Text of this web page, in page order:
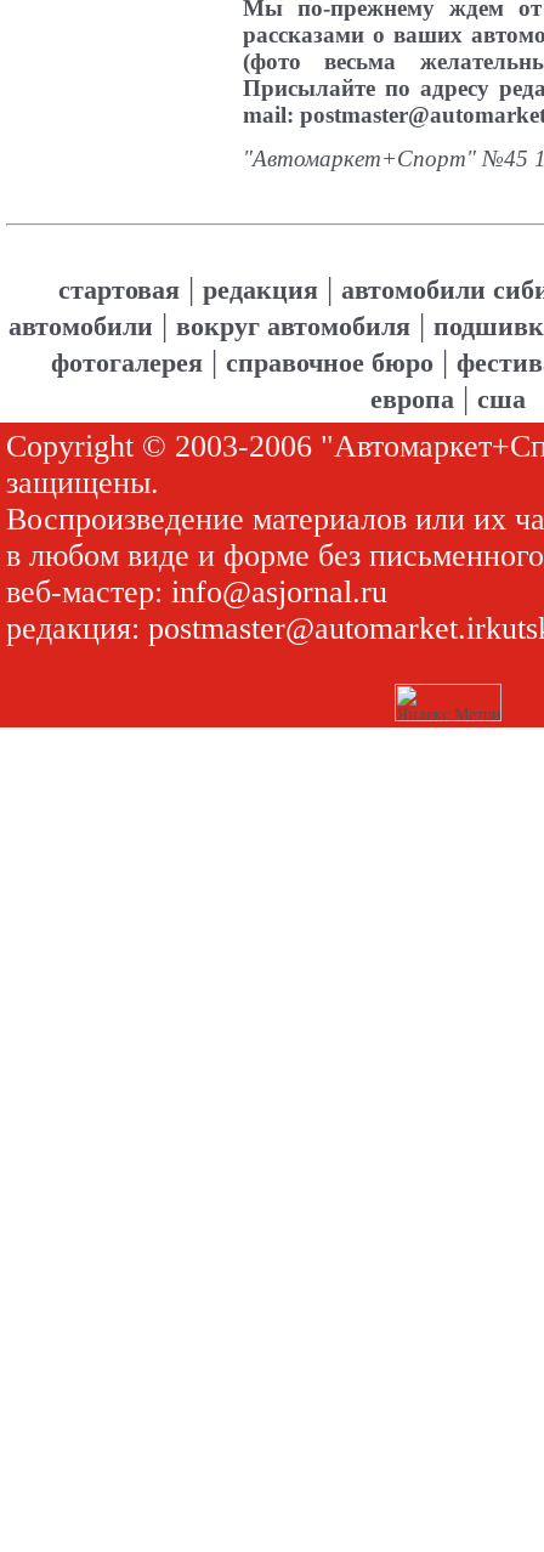
Мы по-прежнему ждем от
рассказами о ваших
(фото весьма
Присылайте по адресу
mail:
"Автомаркет+Спорт" №45
стартовая| редакция| автомобили
автомобили | вокруг автомобиля |
фотогалерея| справочное бюро |
европа| сша
Copyright © 2003-2006
защищены.
Воспроизведение материалов или их
в любом виде и форме без
веб-мастер: info@asjornal.ru
редакция: